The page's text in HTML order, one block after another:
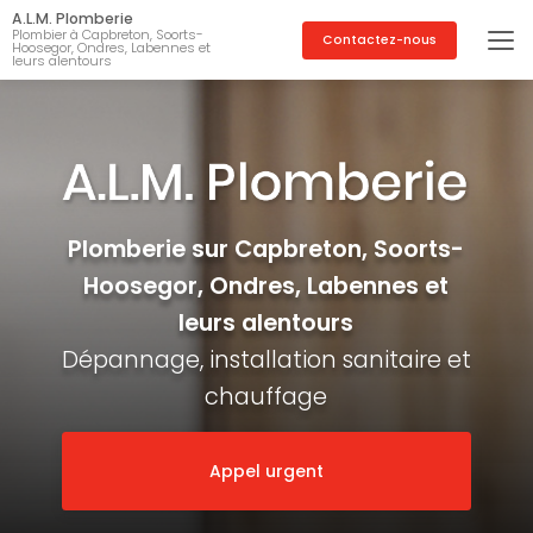
Aller
au
contenu
principal
A.L.M. Plomberie
Plombier à Capbreton, Soorts-
Hoosegor, Ondres, Labennes et
leurs alentours
Contactez-nous
Plomberie sur Capbreton, Soorts-
Hoosegor, Ondres, Labennes et
leurs alentours
Dépannage, installation sanitaire et
chauffage
Appel urgent